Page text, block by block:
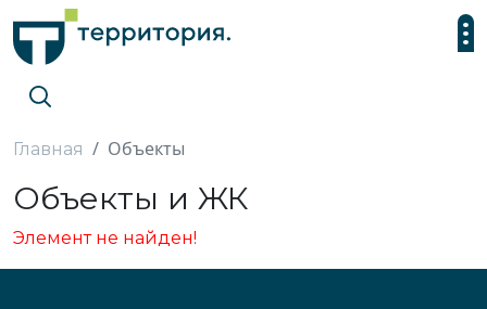
Главная Объекты
Объекты и ЖК
Элемент не найден!